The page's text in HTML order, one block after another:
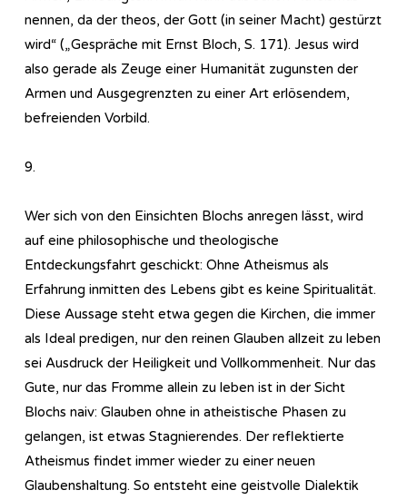
nennen, da der theos, der Gott (in seiner Macht) gestürzt
wird“ („Gespräche mit Ernst Bloch, S. 171). Jesus wird
also gerade als Zeuge einer Humanität zugunsten der
Armen und Ausgegrenzten zu einer Art erlösendem,
befreienden Vorbild.
9.
Wer sich von den Einsichten Blochs anregen lässt, wird
auf eine philosophische und theologische
Entdeckungsfahrt geschickt: Ohne Atheismus als
Erfahrung inmitten des Lebens gibt es keine Spiritualität.
Diese Aussage steht etwa gegen die Kirchen, die immer
als Ideal predigen, nur den reinen Glauben allzeit zu leben
sei Ausdruck der Heiligkeit und Vollkommenheit. Nur das
Gute, nur das Fromme allein zu leben ist in der Sicht
Blochs naiv: Glauben ohne in atheistische Phasen zu
gelangen, ist etwas Stagnierendes. Der reflektierte
Atheismus findet immer wieder zu einer neuen
Glaubenshaltung. So entsteht eine geistvolle Dialektik